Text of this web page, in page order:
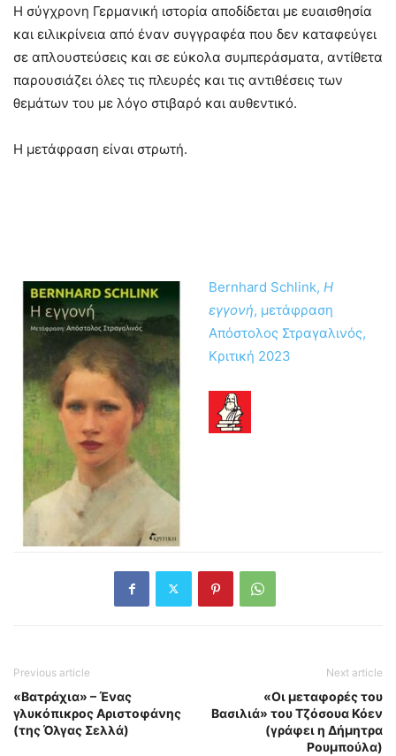
Η σύγχρονη Γερμανική ιστορία αποδίδεται με ευαισθησία
και ειλικρίνεια από έναν συγγραφέα που δεν καταφεύγει
σε απλουστεύσεις και σε εύκολα συμπεράσματα, αντίθετα
παρουσιάζει όλες τις πλευρές και τις αντιθέσεις των
θεμάτων του με λόγο στιβαρό και αυθεντικό.
Η μετάφραση είναι στρωτή.
Bernhard Schlink, Η
εγγονή, μετάφραση
Απόστολος Στραγαλινός,
Κριτική 2023
Previous article
«Βατράχια» – Ένας
γλυκόπικρος Αριστοφάνης
(της Όλγας Σελλά)
Next article
«Οι μεταφορές του
Βασιλιά» του Τζόσουα Κόεν
(γράφει η Δήμητρα
Ρουμπούλα)